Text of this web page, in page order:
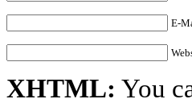
E-
XHTML: You